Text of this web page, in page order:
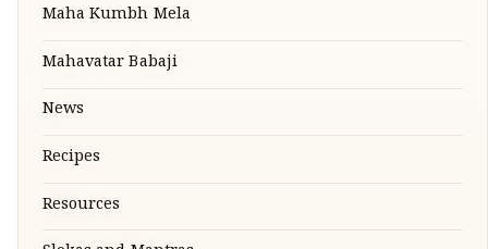
Maha Kumbh Mela
Mahavatar Babaji
News
Recipes
Resources